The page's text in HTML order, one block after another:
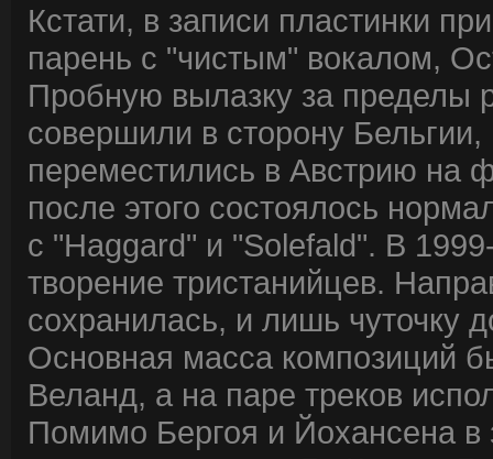
Кстати, в записи пластинки
парень с "чистым" вокалом,
Пробную вылазку за пределы
совершили в сторону
переместились в Австрию на
после этого состоялось
с "Haggard" и "Solefald". В
творение тристанийцев.
сохранилась, и лишь чуточку
Основная масса композиций
Веланд, а на паре треков
Помимо Бергоя и Йохансена в